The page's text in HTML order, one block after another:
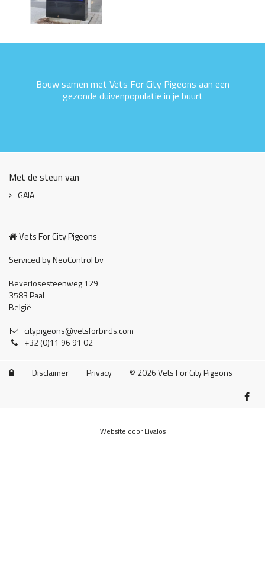
Bouw samen met Vets For City Pigeons aan een
gezonde duivenpopulatie in je buurt
Met de steun van
GAIA
Vets For City Pigeons
Serviced by NeoControl bv
Beverlosesteenweg 129
3583 Paal
België
citypigeons@vetsforbirds.com
+32 (0)11 96 91 02
 Disclaimer Privacy © 2026 Vets For City Pigeons
Website door Livalos